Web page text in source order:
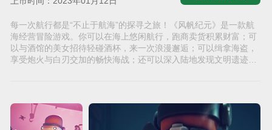
每一次航行都是“不止于航海”的探寻之旅！《风帆纪元》是一款航
海经营冒险游戏。你可以在海上悠闲航行，跑商卖货积累财富；可
以与酒馆的美女招待轻碰酒杯，来一次浪漫邂逅；可以缉拿海盗，
享受炮火与白刃交加的畅快海战；还可以深入陆地发现文明遗迹与